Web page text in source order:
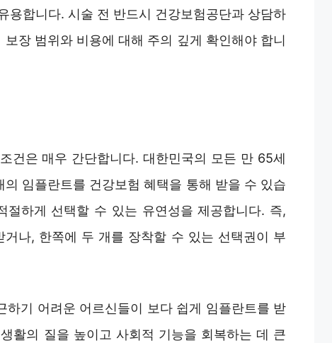
용합니다. 시술 전 반드시 건강보험공단과 상담하
장 범위와 비용에 대해 주의 깊게 확인해야 합니
건은 매우 간단합니다. 대한민국의 모든 만 65세
임플란트를 건강보험 혜택을 통해 받을 수 있습
하게 선택할 수 있는 유연성을 제공합니다. 즉,
나, 한쪽에 두 개를 장착할 수 있는 선택권이 부
하기 어려운 어르신들이 보다 쉽게 임플란트를 받
활의 질을 높이고 사회적 기능을 회복하는 데 큰